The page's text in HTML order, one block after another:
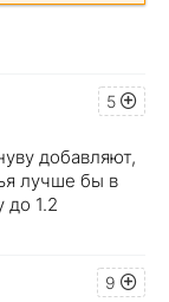
5
добавляют,
лучше бы в
до 1.2
9